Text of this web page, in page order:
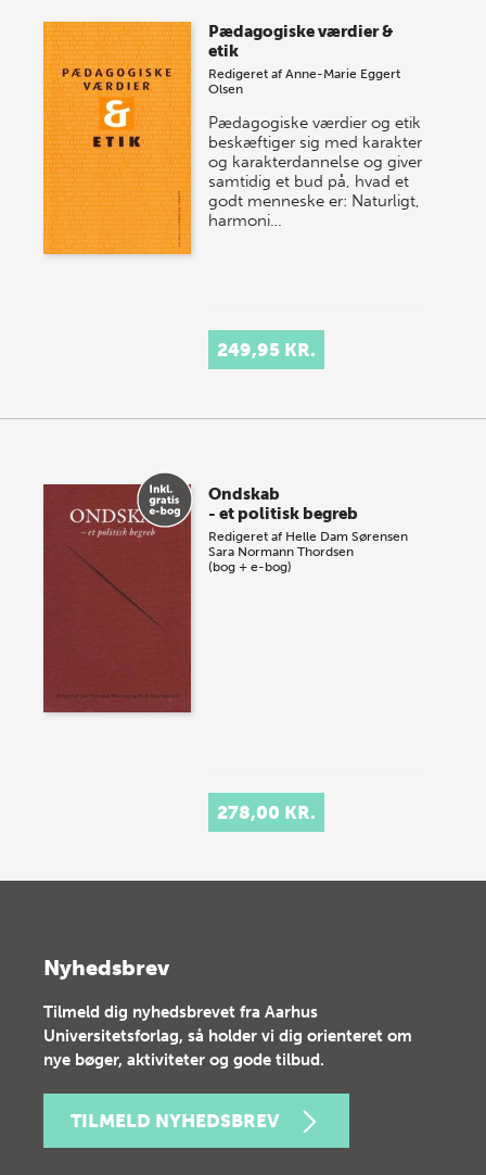
Pædagogiske værdier &
etik
Redigeret afAnne-Marie Eggert
Olsen
Pædagogiske værdier og etik
beskæftiger sig med karakter
og karakterdannelse og giver
samtidig et bud på, hvad et
godt menneske er: Naturligt,
harmoni…
249,95 KR.
Ondskab
- et politisk begreb
Redigeret af Helle Dam Sørensen
Sara Normann Thordsen
(bog + e-bog)
278,00 KR.
Nyhedsbrev
Tilmeld dig nyhedsbrevet fra Aarhus
Universitetsforlag, så holder vi dig orienteret om
nye bøger, aktiviteter og gode tilbud.
TILMELD NYHEDSBREV